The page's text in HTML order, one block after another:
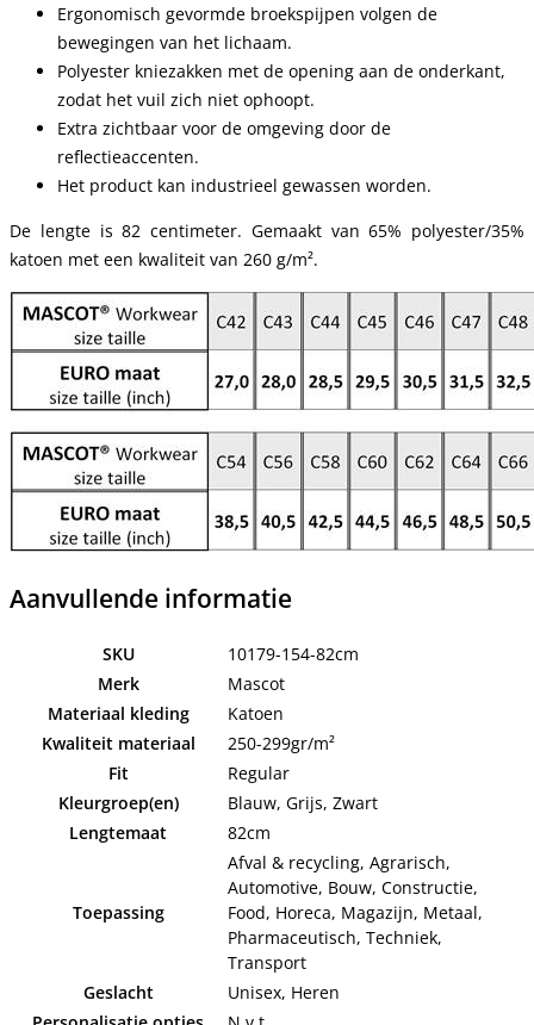
Ergonomisch gevormde broekspijpen volgen de
bewegingen van het lichaam.
Polyester kniezakken met de opening aan de onderkant,
zodat het vuil zich niet ophoopt.
Extra zichtbaar voor de omgeving door de
reflectieaccenten.
Het product kan industrieel gewassen worden.
De lengte is 82 centimeter. Gemaakt van 65% polyester/35%
katoen met een kwaliteit van 260 g/m².
Aanvullende informatie
SKU
10179-154-82cm
Merk
Mascot
Materiaal kleding
Katoen
Kwaliteit materiaal
250-299gr/m²
Fit
Regular
Kleurgroep(en)
Blauw, Grijs, Zwart
Lengtemaat
82cm
Toepassing
Afval & recycling, Agrarisch,
Automotive, Bouw, Constructie,
Food, Horeca, Magazijn, Metaal,
Pharmaceutisch, Techniek,
Transport
Geslacht
Unisex, Heren